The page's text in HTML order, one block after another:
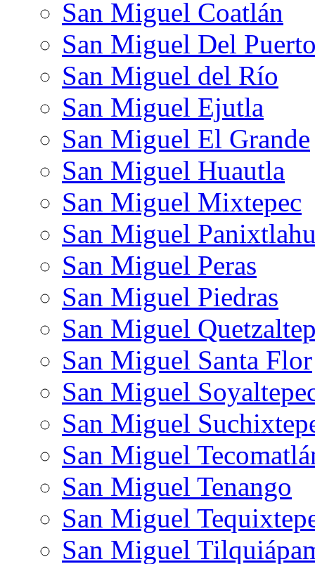
San Miguel Coatlán
San Miguel Del
San Miguel del Río
San Miguel Ejutla
San Miguel El Grande
San Miguel Huautla
San Miguel Mixtepec
San Miguel
San Miguel Peras
San Miguel Piedras
San Miguel
San Miguel Santa Flor
San Miguel
San Miguel
San Miguel
San Miguel Tenango
San Miguel
San Miguel